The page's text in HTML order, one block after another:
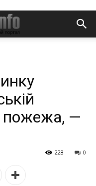
пожежа, —
0
228